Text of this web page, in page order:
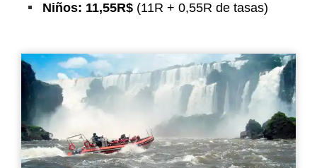
Niños: 11,55R$ (11R + 0,55R de tasas)